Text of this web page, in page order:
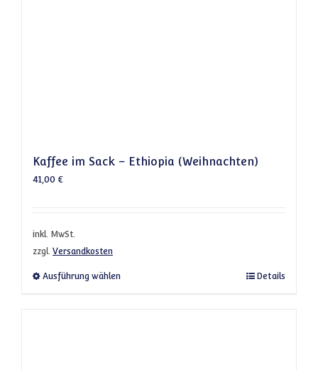
Kaffee im Sack – Ethiopia (Weihnachten)
41,00 €
inkl. MwSt.
zzgl. Versandkosten
Ausführung wählen Dieses Produkt weist mehrere Varianten
Details